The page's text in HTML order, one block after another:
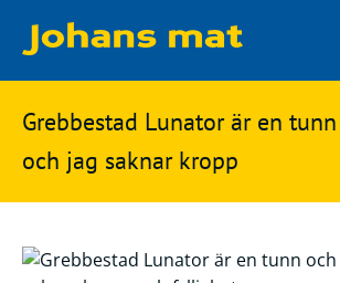
Matbloggen
Innertemperaturer
Ingredienser
Matsnack
Ölbloggen
Sök
på
Johans
mat
Grebbestad Lunator är en
och jag saknar kropp